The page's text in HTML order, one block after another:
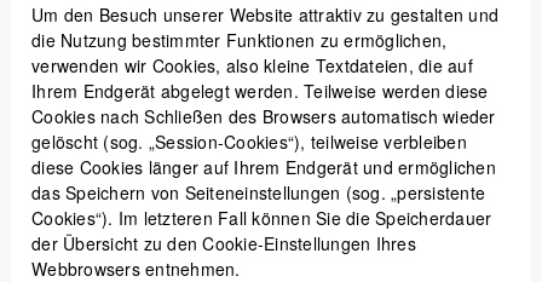
Um den Besuch unserer Website attraktiv zu gestalten und
die Nutzung bestimmter Funktionen zu ermöglichen,
verwenden wir Cookies, also kleine Textdateien, die auf
Ihrem Endgerät abgelegt werden. Teilweise werden diese
Cookies nach Schließen des Browsers automatisch wieder
gelöscht (sog. „Session-Cookies“), teilweise verbleiben
diese Cookies länger auf Ihrem Endgerät und ermöglichen
das Speichern von Seiteneinstellungen (sog. „persistente
Cookies“). Im letzteren Fall können Sie die Speicherdauer
der Übersicht zu den Cookie-Einstellungen Ihres
Webbrowsers entnehmen.